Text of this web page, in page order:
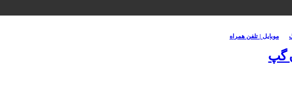
موبایل | تلفن همراه
گپ